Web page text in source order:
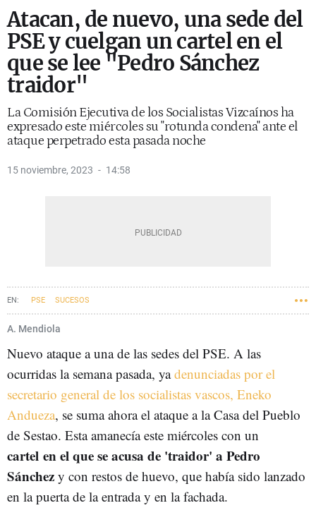
Atacan, de nuevo, una sede del
PSE y cuelgan un cartel en el
que se lee "Pedro Sánchez
traidor"
La Comisión Ejecutiva de los Socialistas Vizcaínos ha
expresado este miércoles su "rotunda condena" ante el
ataque perpetrado esta pasada noche
15 noviembre, 2023 14:58
PSE SUCESOS
A. Mendiola
Nuevo ataque a una de las sedes del PSE. A las
ocurridas la semana pasada, yadenunciadas por el
secretario general de los socialistas vascos, Eneko
Andueza, se suma ahora el ataque a la Casa del Pueblo
de Sestao. Esta amanecía este miércoles con un
cartel en el que se acusa de 'traidor' a Pedro
Sánchez y con restos de huevo, que había sido lanzado
en la puerta de la entrada y en la fachada.